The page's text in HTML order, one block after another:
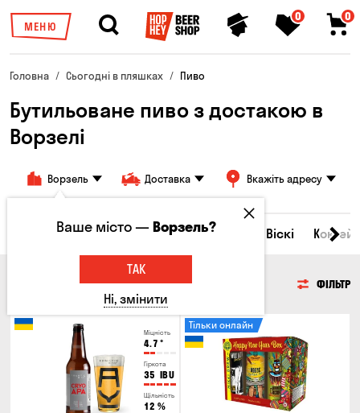
МЕНЮ
0 0
Головна Сьогодні в пляшках Пиво
Бутильоване пиво з достакою в
Ворзелі
Ворзель Доставка Вкажіть адресу
Всі товари Пиво Сидр Віскі
ФІЛЬТР
Міцність
4.7 °
Гіркота
35 IBU
Щільність
12 %
Тільки онлайн
Ваше місто —Ворзель?
ТАК
Ні, змінити